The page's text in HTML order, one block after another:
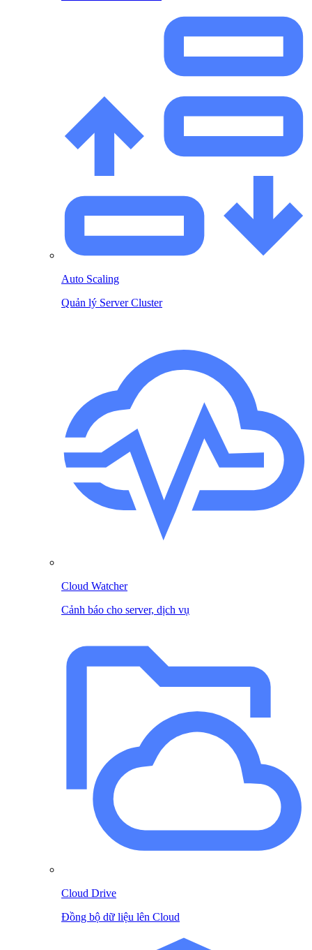
Auto Scaling
Quản lý Server Cluster
Cloud Watcher
Cảnh báo cho server, dịch vụ
Cloud Drive
Đồng bộ dữ liệu lên Cloud